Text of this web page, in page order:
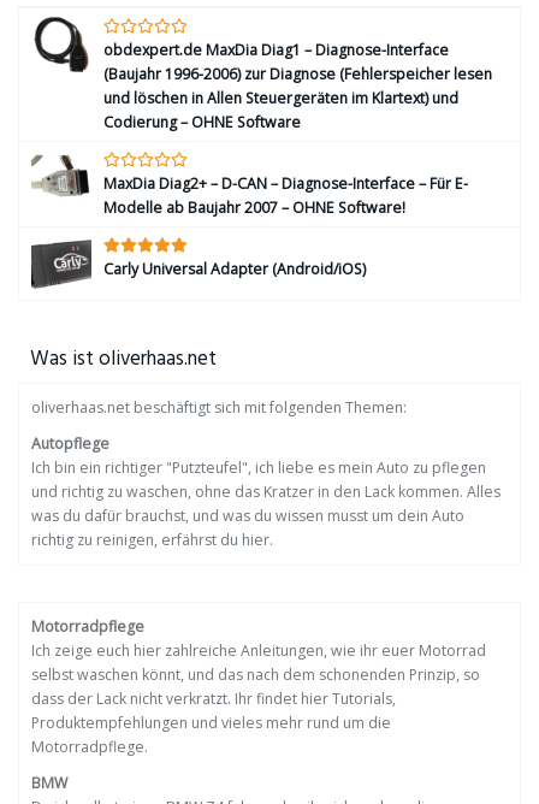
obdexpert.de MaxDia Diag1 – Diagnose-Interface
(Baujahr 1996-2006) zur Diagnose (Fehlerspeicher lesen
und löschen in Allen Steuergeräten im Klartext) und
Codierung – OHNE Software
MaxDia Diag2+ – D-CAN – Diagnose-Interface – Für E-
Modelle ab Baujahr 2007 – OHNE Software!
Carly Universal Adapter (Android/iOS)
Was ist oliverhaas.net
oliverhaas.net beschäftigt sich mit folgenden Themen:
Autopflege
Ich bin ein richtiger "Putzteufel", ich liebe es mein Auto zu pflegen
und richtig zu waschen, ohne das Kratzer in den Lack kommen. Alles
was du dafür brauchst, und was du wissen musst um dein Auto
richtig zu reinigen, erfährst du hier.
Motorradpflege
Ich zeige euch hier zahlreiche Anleitungen, wie ihr euer Motorrad
selbst waschen könnt, und das nach dem schonenden Prinzip, so
dass der Lack nicht verkratzt. Ihr findet hier Tutorials,
Produktempfehlungen und vieles mehr rund um die
Motorradpflege.
BMW